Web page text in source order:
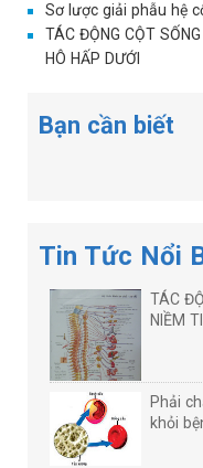
Bạn cần biết
Tin Tức Nổi
TÁC
NIỀM
Phải
khỏi
Sơ lược giải phẫu hệ
TÁC ĐỘNG CỘT
HÔ HẤP DƯỚI